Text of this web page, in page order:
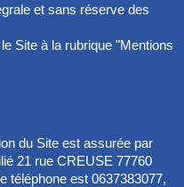
et sans réserve des
Site à la rubrique "Mentions
du Site est assurée par
21 rue CREUSE 77760
téléphone est 0637383077,